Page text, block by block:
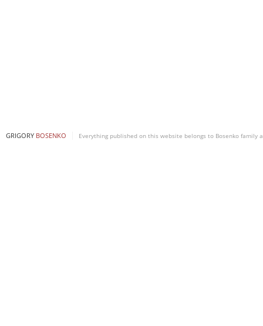
GRIGORY BOSENKO Everything published on this website belongs to Bosenko family